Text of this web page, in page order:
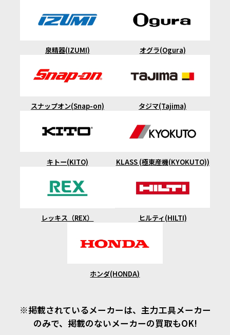
泉精器(IZUMI) オグラ(Ogura)
スナップオン(Snap-on) タジマ(Tajima)
キトー(KITO) KLASS (極東産機(KYOKUTO))
レッキス（REX） ヒルティ(HILTI)
ホンダ(HONDA)
※掲載されているメーカーは、主力工具メーカー
のみで、掲載のないメーカーの買取もOK!